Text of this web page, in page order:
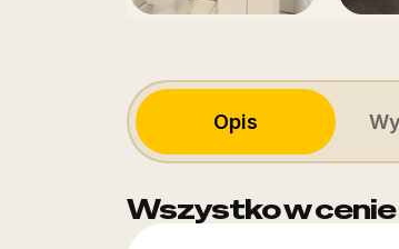
Opis
Wszystko w cenie